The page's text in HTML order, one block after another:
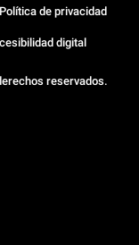
reservados.
Política de privacidad
digital